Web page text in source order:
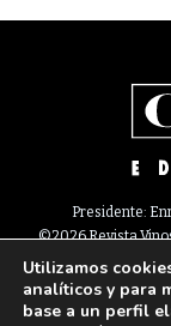
Presidente:
©2026 Revista
Newsletter
Paseo de Gracia, 63.
Utilizamos
analíticos y para
base a un perfil